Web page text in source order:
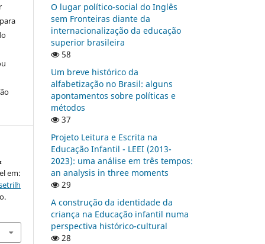
em:
O lugar político-social do Inglês
sem Fronteiras diante da
internacionalização da educação
superior brasileira
58
Um breve histórico da
alfabetização no Brasil: alguns
apontamentos sobre políticas e
métodos
37
Projeto Leitura e Escrita na
Educação Infantil - LEEI (2013-
2023): uma análise em três tempos:
an analysis in three moments
29
A construção da identidade da
criança na Educação infantil numa
perspectiva histórico-cultural
28